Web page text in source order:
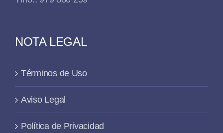
NOTA LEGAL
Términos de Uso
Aviso Legal
Política de Privacidad